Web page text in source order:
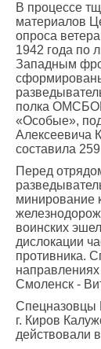
В процессе
материалов
опроса
1942 года по
Западным
полка
«Особые»,
Алексеевича
составила
Перед
минирование
воинских
дислокации
противника.
Смоленск -
Спецназовцы
г. Киров
действовали